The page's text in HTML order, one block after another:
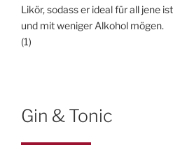
Likör, sodass er ideal für all jene
und mit weniger Alkohol mögen.
(1)
Gin & Tonic